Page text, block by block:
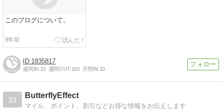
このブログについて。
9年前
1835817
週間IN:10 週間OUT:160 月間IN:10
23
ButterflyEffect
マイル、ポイント、割引などお得な情報をお伝えします